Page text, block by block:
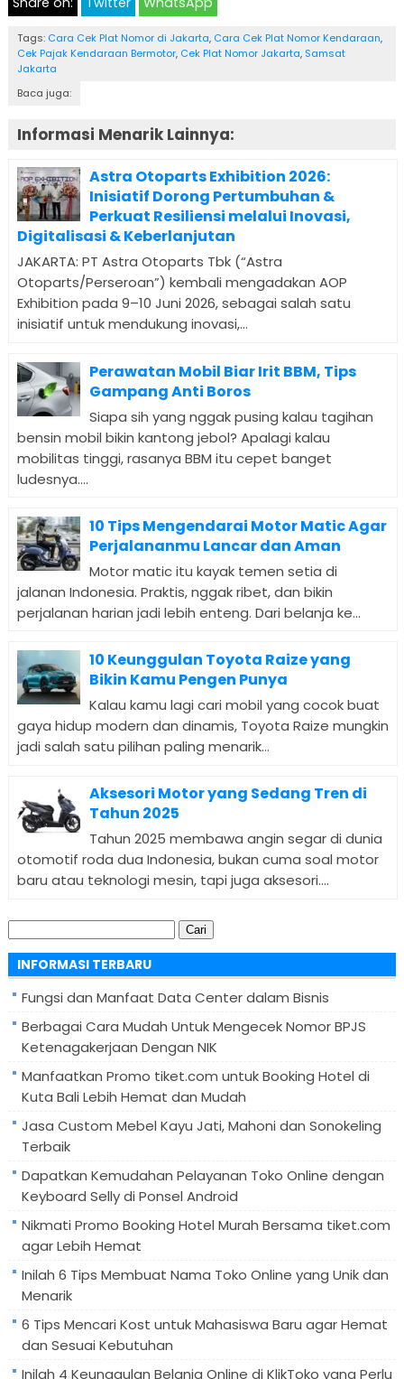
Tags: Cara Cek Plat Nomor di Jakarta, Cara Cek Plat Nomor Kendaraan,
Cek Pajak Kendaraan Bermotor, Cek Plat Nomor Jakarta, Samsat
Jakarta
Baca juga:
Informasi Menarik Lainnya:
Astra Otoparts Exhibition 2026:
Inisiatif Dorong Pertumbuhan &
Perkuat Resiliensi melalui Inovasi,
Digitalisasi & Keberlanjutan
JAKARTA: PT Astra Otoparts Tbk (“Astra
Otoparts/Perseroan”) kembali mengadakan AOP
Exhibition pada 9–10 Juni 2026, sebagai salah satu
inisiatif untuk mendukung inovasi,...
Perawatan Mobil Biar Irit BBM, Tips
Gampang Anti Boros
Siapa sih yang nggak pusing kalau tagihan
bensin mobil bikin kantong jebol? Apalagi kalau
mobilitas tinggi, rasanya BBM itu cepet banget
ludesnya....
10 Tips Mengendarai Motor Matic Agar
Perjalananmu Lancar dan Aman
Motor matic itu kayak temen setia di
jalanan Indonesia. Praktis, nggak ribet, dan bikin
perjalanan harian jadi lebih enteng. Dari belanja ke...
10 Keunggulan Toyota Raize yang
Bikin Kamu Pengen Punya
Kalau kamu lagi cari mobil yang cocok buat
gaya hidup modern dan dinamis, Toyota Raize mungkin
jadi salah satu pilihan paling menarik...
Aksesori Motor yang Sedang Tren di
Tahun 2025
Tahun 2025 membawa angin segar di dunia
otomotif roda dua Indonesia, bukan cuma soal motor
baru atau teknologi mesin, tapi juga aksesori....
Cari
untuk:
INFORMASI TERBARU
Fungsi dan Manfaat Data Center dalam Bisnis
Berbagai Cara Mudah Untuk Mengecek Nomor BPJS
Ketenagakerjaan Dengan NIK
Manfaatkan Promo tiket.com untuk Booking Hotel di
Kuta Bali Lebih Hemat dan Mudah
Jasa Custom Mebel Kayu Jati, Mahoni dan Sonokeling
Terbaik
Dapatkan Kemudahan Pelayanan Toko Online dengan
Keyboard Selly di Ponsel Android
Nikmati Promo Booking Hotel Murah Bersama tiket.com
agar Lebih Hemat
Inilah 6 Tips Membuat Nama Toko Online yang Unik dan
Menarik
6 Tips Mencari Kost untuk Mahasiswa Baru agar Hemat
dan Sesuai Kebutuhan
Inilah 4 Keunggulan Belanja Online di KlikToko yang Perlu